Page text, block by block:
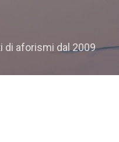
di aforismi dal 2009